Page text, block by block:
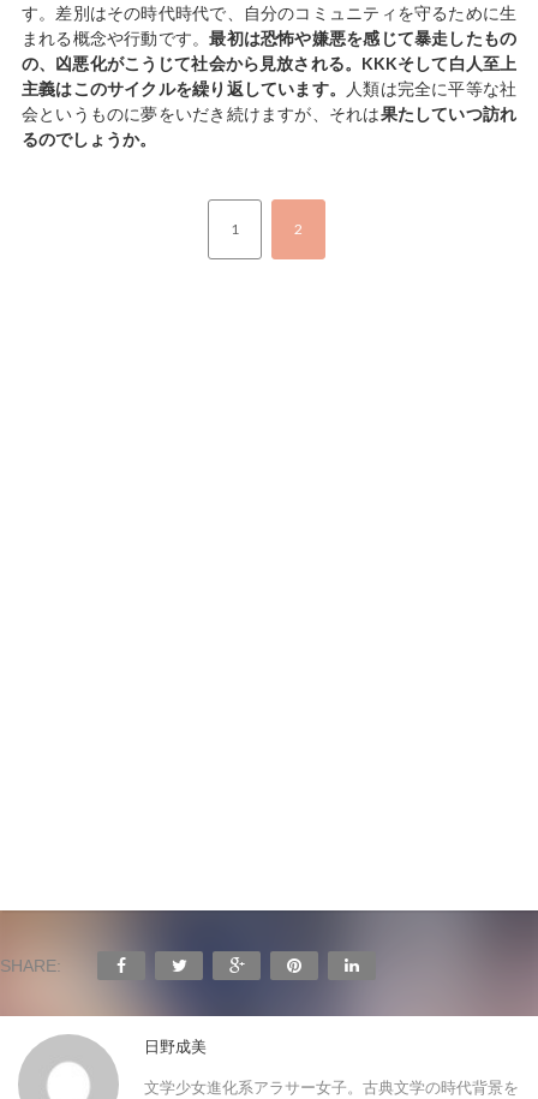
す。差別はその時代時代で、自分のコミュニティを守るために生
まれる概念や行動です。最初は恐怖や嫌悪を感じて暴走したもの
の、凶悪化がこうじて社会から見放される。KKKそして白人至上
主義はこのサイクルを繰り返しています。
人類は完全に平等な社
会というものに夢をいだき続けますが、それは果たしていつ訪れ
るのでしょうか。
1 2
SHARE:
日野成美
文学少女進化系アラサー女子。古典文学の時代背景を